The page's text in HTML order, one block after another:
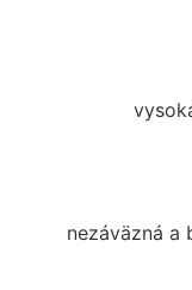
nezáväzná a